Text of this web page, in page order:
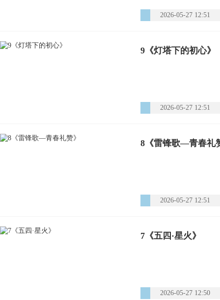
2026-05-27 12:51
9《灯塔下的初心》
2026-05-27 12:51
8《雷锋歌—青春礼
2026-05-27 12:51
7《五四·星火》
2026-05-27 12:50